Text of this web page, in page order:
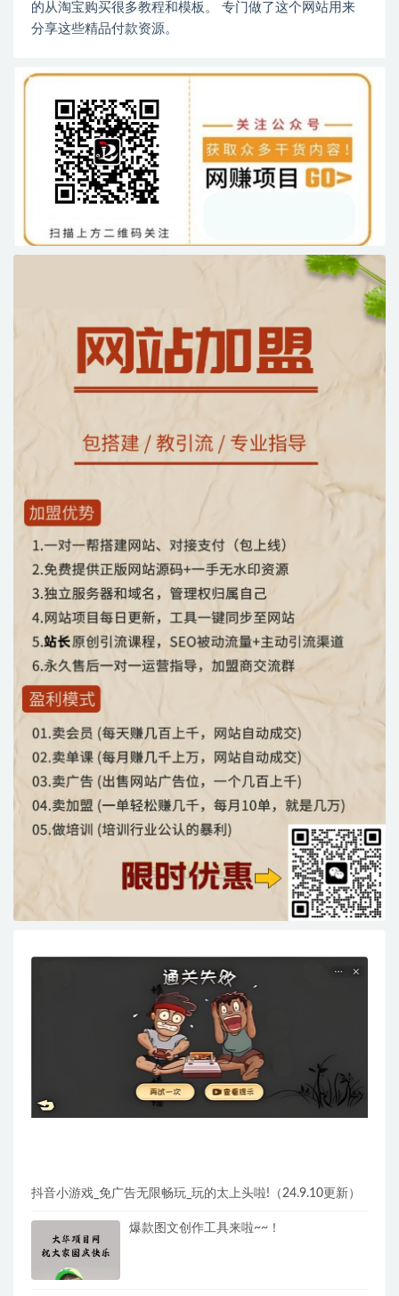
的从淘宝购买很多教程和模板。 专门做了这个网站用来
分享这些精品付款资源。
抖音小游戏_免广告无限畅玩_玩的太上头啦!（24.9.10更新）
爆款图文创作工具来啦~~！